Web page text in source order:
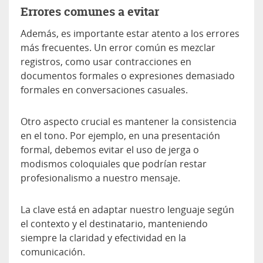
Errores comunes a evitar
Además, es importante estar atento a los errores
más frecuentes. Un error común es mezclar
registros, como usar contracciones en
documentos formales o expresiones demasiado
formales en conversaciones casuales.
Otro aspecto crucial es mantener la consistencia
en el tono. Por ejemplo, en una presentación
formal, debemos evitar el uso de jerga o
modismos coloquiales que podrían restar
profesionalismo a nuestro mensaje.
La clave está en adaptar nuestro lenguaje según
el contexto y el destinatario, manteniendo
siempre la claridad y efectividad en la
comunicación.